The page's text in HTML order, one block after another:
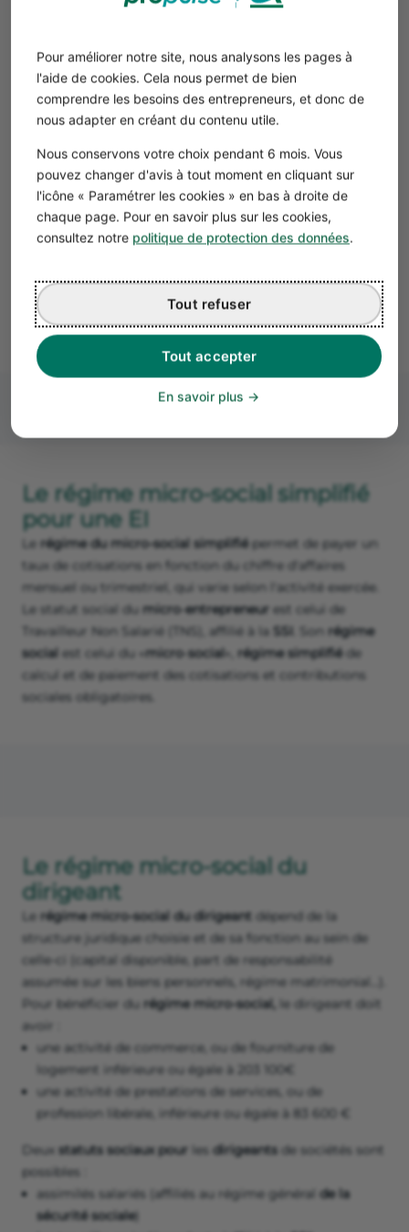
Pour améliorer notre site, nous analysons les pages à
l'aide de cookies. Cela nous permet de bien
comprendre les besoins des entrepreneurs, et donc de
nous adapter en créant du contenu utile.
Nous conservons votre choix pendant 6 mois. Vous
pouvez changer d'avis à tout moment en cliquant sur
l'icône « Paramétrer les cookies » en bas à droite de
chaque page. Pour en savoir plus sur les cookies,
consultez notre politique de protection des données.
Tout accepter
Tout refuser
En savoir plus
de l’EI
En optant pour l’IS (Impôt sur les Sociétés),
ntrepreneur Individuel se prive du bénéfice du régime
micro-entreprise.
Soumis aurégime des travailleurs indépendants, c’est-à-
dire, à laSSI,Sécurité Sociale des Indépendants, vous
cotiserez sur la base du revenu professionnel pris en
compte pour le calcul de l’IR.
Le nouveau statutunique de l’Entrepreneur Individuel,
aviez créé uneEIRL avant la date du 15 mai 2022,les
règles anciennes continuent de s'appliquer pour vos
créances antérieures à la date du changement de loi.
Le régime micro-social simplifié
pour une EI
Le régime du micro-social simplifié permet de payer un
taux de cotisations en fonction du chiffre d'affaires
mensuel ou trimestriel, qui varie selon l'activité exercée.
Le statut social du micro-entrepreneur est celui de
Travailleur Non Salarié (TNS), affilié à la SSI . Son régime
social est celui du «micro-social», régime simplifiéde
calcul et de paiement des cotisations et contributions
sociales obligatoires.
Le régime micro-social du
dirigeant
Le régime micro-social du dirigeant dépend de la
structure juridique choisie et de sa fonction au sein de
celle-ci (capital disponible, part de responsabilité
assumée sur les biens personnels, régime matrimonial…).
Pour bénéficier du régime micro-social, le dirigeant doit
avoir :
une activité de commerce, ou de fourniture de
logement inférieure ou égale à 203 100€
une activité de prestations de services, ou de
profession libérale, inférieure ou égale à 83 600 €
Deux statuts sociaux pour les dirigeants de sociétés sont
possibles :
assimilés salariés (affiliés au régime général de la
sécurité sociale)